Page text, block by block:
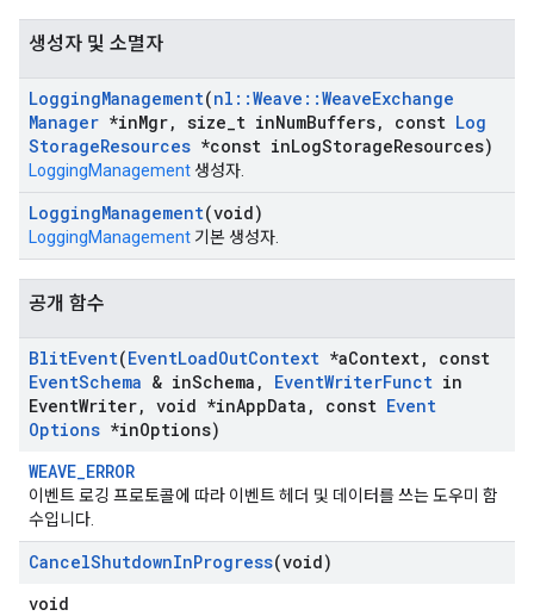
생성자 및 소멸자
LoggingManagement(nl ::Weave ::WeaveExchange
Manager *inMgr, size t inNumBuffers, const Log
StorageResources *const inLogStorageResources)
LoggingManagement 생성자.
LoggingManagement(void)
LoggingManagement 기본 생성자.
공개 함수
BlitEvent(EventLoadOutContext *aContext,
const
EventSchema & inSchema , EventWriterFunct in
EventWriter, void *inAppData , const Event
Options *inOptions)
WEAVE_ERROR
이벤트 로깅 프로토콜에 따라 이벤트 헤더 및 데이터를 쓰는 도우미 함
수입니다.
CancelShutdownInProgress(void)
void